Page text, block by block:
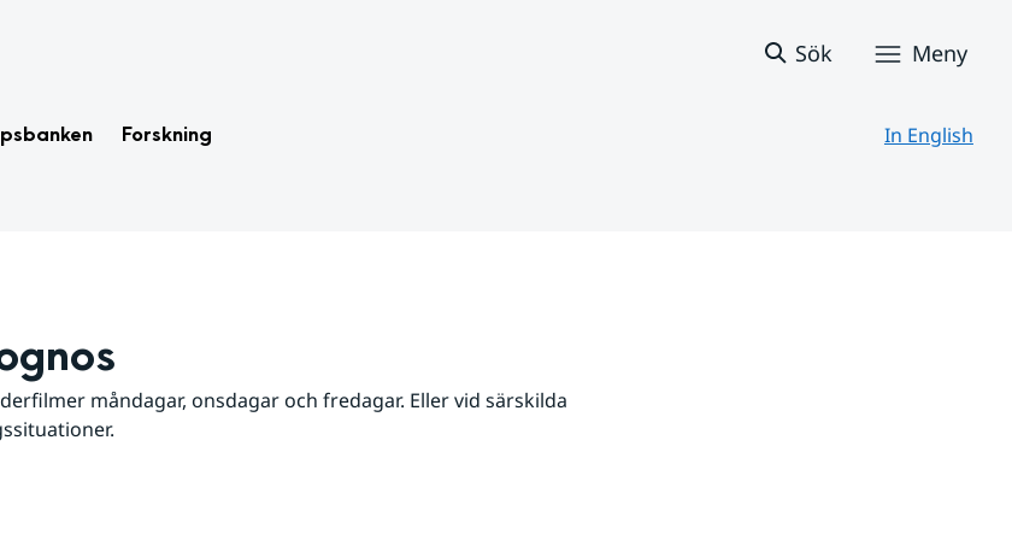
Sök Meny
Forskning In English
måndagar, onsdagar och fredagar. Eller vid särskilda